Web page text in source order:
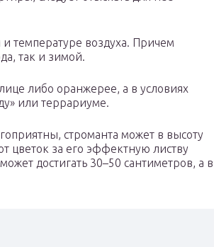
температуре воздуха. Причем
так и зимой.
либо оранжерее, а в условиях
или террариуме.
строманта может в высоту
цветок за его эффектную листву
достигать 30–50 сантиметров, а в